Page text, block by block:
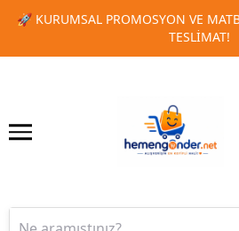
HIZLI
🎁 TOPLU
1 2